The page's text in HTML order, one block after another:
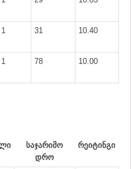
1 31 10.40
1 78 10.00
საჯარიმო
დრო
რეიტინგი